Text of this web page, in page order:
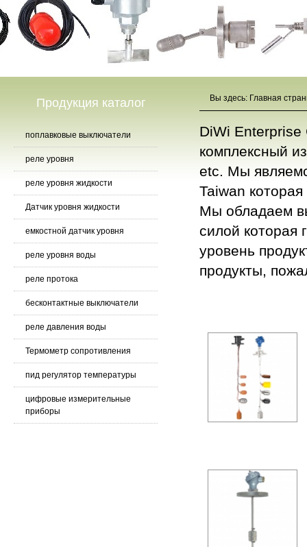
Продукция каталог
поплавковые выключатели
реле уровня
реле уровня жидкости
Датчик уровня жидкости
емкостной датчик уровня
реле уровня воды
реле протока
бесконтактные выключатели
реле давления воды
Термометр сопротивления
пид регулятор температуры
цифровые измерительные
приборы
Вы здесь: Главная
DiWi Enterprise
комплексный
etc. Мы
Taiwan
Мы обладаем
силой которая
уровень
продукты,